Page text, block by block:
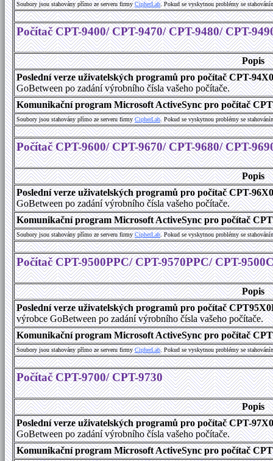
Soubory jsou stahovány přímo ze serveru firmyCipherLab. Pokud se vyskytnou problémy se
Počítač CPT-9400/ CPT-9470/ CPT-9480/ CPT-
Popis
Poslední verze uživatelských programů pro počítač CPT-94X0
GoBetween po zadání výrobního čísla vašeho počítače.
Komunikační program Microsoft ActiveSync pro počítač
Soubory jsou stahovány přímo ze serveru firmyCipherLab. Pokud se vyskytnou problémy se
Počítač CPT-9600/ CPT-9670/ CPT-9680/ CPT-
Popis
Poslední verze uživatelských programů pro počítač CPT-96X0
GoBetween po zadání výrobního čísla vašeho počítače.
Komunikační program Microsoft ActiveSync pro počítač
Soubory jsou stahovány přímo ze serveru firmyCipherLab. Pokud se vyskytnou problémy se
Počítač CPT-9500PPC/ CPT-9570PPC/ CPT-
Popis
Poslední verze uživatelských programů pro počítač
výrobce GoBetween po zadání výrobního čísla vašeho počítače.
Komunikační program Microsoft ActiveSync pro počítač
Soubory jsou stahovány přímo ze serveru firmyCipherLab. Pokud se vyskytnou problémy se
Počítač CPT-9700/ CPT-9730
Popis
Poslední verze uživatelských programů pro počítač CPT-97X0
GoBetween po zadání výrobního čísla vašeho počítače.
Komunikační program Microsoft ActiveSync pro počítač